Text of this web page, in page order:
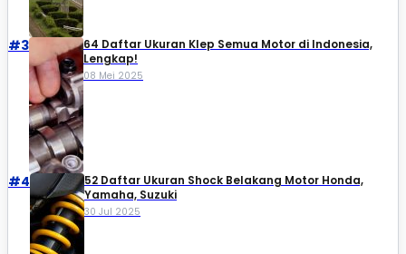
#3
64 Daftar Ukuran Klep Semua Motor di Indonesia,
Lengkap!
08 Mei 2025
#4
52 Daftar Ukuran Shock Belakang Motor Honda,
Yamaha, Suzuki​
30 Jul 2025